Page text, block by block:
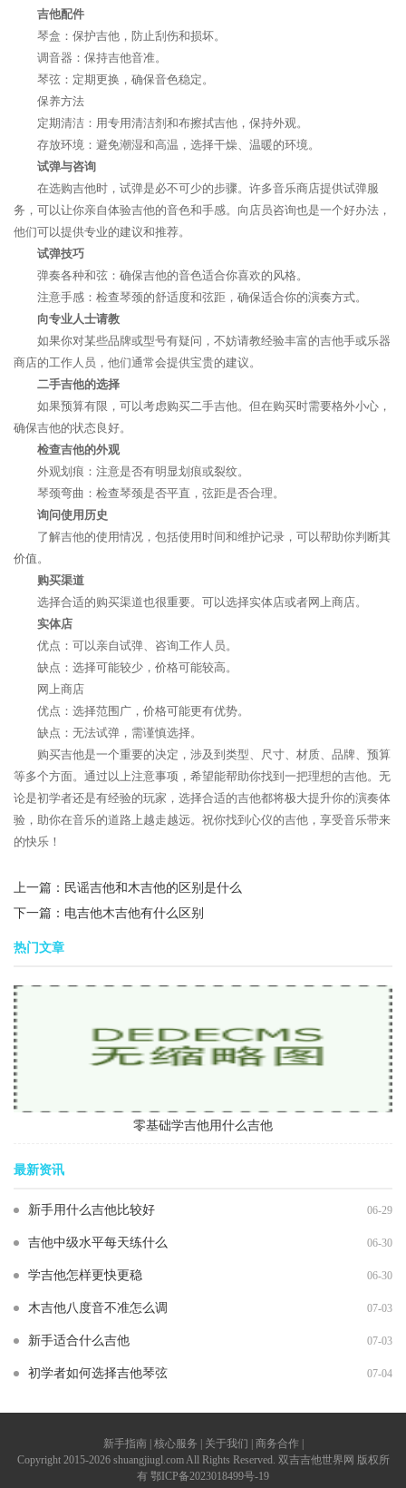
吉他配件
琴盒：保护吉他，防止刮伤和损坏。
调音器：保持吉他音准。
琴弦：定期更换，确保音色稳定。
保养方法
定期清洁：用专用清洁剂和布擦拭吉他，保持外观。
存放环境：避免潮湿和高温，选择干燥、温暖的环境。
试弹与咨询
在选购吉他时，试弹是必不可少的步骤。许多音乐商店提供试弹服
务，可以让你亲自体验吉他的音色和手感。向店员咨询也是一个好办法，
他们可以提供专业的建议和推荐。
试弹技巧
弹奏各种和弦：确保吉他的音色适合你喜欢的风格。
注意手感：检查琴颈的舒适度和弦距，确保适合你的演奏方式。
向专业人士请教
如果你对某些品牌或型号有疑问，不妨请教经验丰富的吉他手或乐器
商店的工作人员，他们通常会提供宝贵的建议。
二手吉他的选择
如果预算有限，可以考虑购买二手吉他。但在购买时需要格外小心，
确保吉他的状态良好。
检查吉他的外观
外观划痕：注意是否有明显划痕或裂纹。
琴颈弯曲：检查琴颈是否平直，弦距是否合理。
询问使用历史
了解吉他的使用情况，包括使用时间和维护记录，可以帮助你判断其
价值。
购买渠道
选择合适的购买渠道也很重要。可以选择实体店或者网上商店。
实体店
优点：可以亲自试弹、咨询工作人员。
缺点：选择可能较少，价格可能较高。
网上商店
优点：选择范围广，价格可能更有优势。
缺点：无法试弹，需谨慎选择。
购买吉他是一个重要的决定，涉及到类型、尺寸、材质、品牌、预算
等多个方面。通过以上注意事项，希望能帮助你找到一把理想的吉他。无
论是初学者还是有经验的玩家，选择合适的吉他都将极大提升你的演奏体
验，助你在音乐的道路上越走越远。祝你找到心仪的吉他，享受音乐带来
的快乐！
上一篇： 民谣吉他和木吉他的区别是什么
下一篇： 电吉他木吉他有什么区别
热门文章
零基础学吉他用什么吉他
最新资讯
新手用什么吉他比较好 06-29
吉他中级水平每天练什么 06-30
学吉他怎样更快更稳 06-30
木吉他八度音不准怎么调 07-03
新手适合什么吉他 07-03
初学者如何选择吉他琴弦 07-04
新手指南 | 核心服务 | 关于我们 | 商务合作 |
Copyright 2015-2026 shuangjiugl.com All Rights Reserved. 双吉吉他世界网 版权所
有 鄂ICP备2023018499号-19